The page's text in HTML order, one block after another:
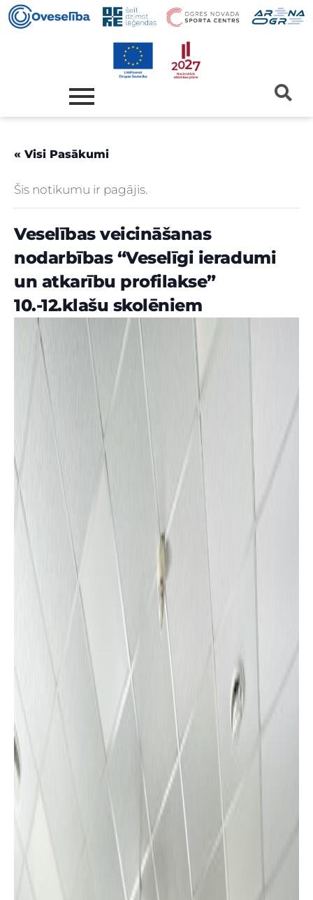
« Visi Pasākumi
Šis notikumu ir pagājis.
Veselības veicināšanas
nodarbības “Veselīgi ieradumi
un atkarību profilakse”
10.-12.klašu skolēniem